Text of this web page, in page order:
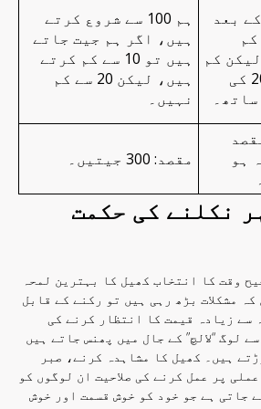
بعد
کم
از کم 20 کی
ہم 100 سے شروع کرتے
ہیں، اگر ہم جیت جاتے
ہیں تو 10 سے کم کرتے
ہیں، لیکن 20 سے کم
نہیں۔
ہو
مقصد: 300 جیتیں۔
نکلنے کی حکمت
وقت کا انتخاب کھیل کا بہترین لمحہ
مشکلات بڑھ رہی ہیں تو رکنے کے قابل
سے زیادہ قیمت کا انتظار کرنے کی
لوگ “لالچ” کے جال میں پھنس جاتے ہیں
ہیں۔ کھیل کا مشاہدہ کرنے، صبر
پر عمل کرنے کی صلاحیت ان لوگوں کو
جاتی ہے جو خود کو خوش قسمت اور خوش